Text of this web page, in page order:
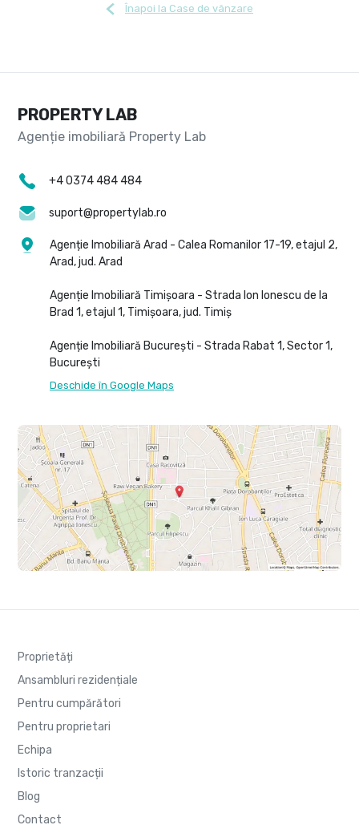
Înapoi la Case de vânzare
PROPERTY LAB
+4 0374 484 484
suport@propertylab.ro
Agenție Imobiliară Arad - Calea Romanilor 17-19, etajul 2,
Arad, jud. Arad
Agenție Imobiliară Timișoara - Strada Ion Ionescu de la
Brad 1, etajul 1, Timișoara, jud. Timiș
Agenție Imobiliară București - Strada Rabat 1, Sector 1,
București
Deschide în Google Maps
Proprietăți
Ansambluri rezidențiale
Pentru cumpărători
Pentru proprietari
Echipa
Istoric tranzacții
Blog
Contact